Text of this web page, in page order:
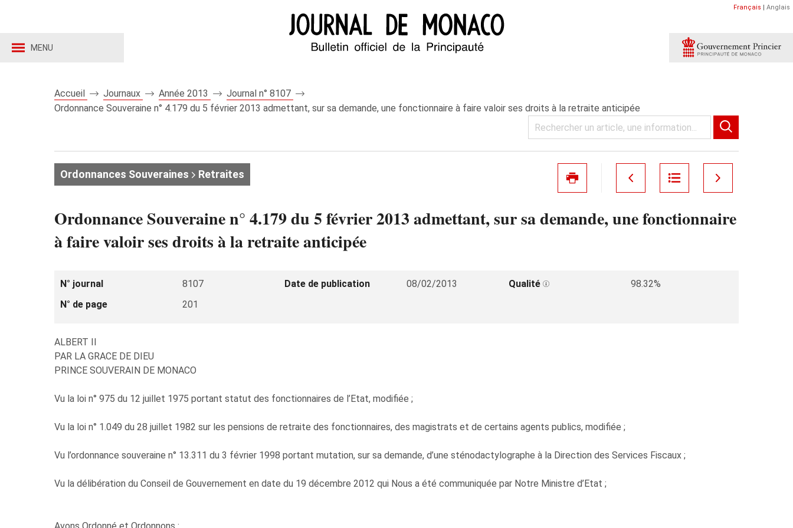
MENU
Français | Anglais
Accueil Journaux Année 2013
Journal n° 8107
Ordonnance Souveraine n° 4.179 du 5 février 2013 admettant, sur sa demande, une fonctionnaire à faire valoir ses droits à la retraite anticipée
Ordonnances Souveraines Retraites
Ordonnance Souveraine n° 4.179 du 5 février 2013 admettant, sur sa demande, une fonctionnaire
à faire valoir ses droits à la retraite anticipée
N° journal 8107 Date de publication 08/02/2013 Qualité
98.32%
N° de page
201
ALBERT II
PAR LA GRACE DE DIEU
PRINCE SOUVERAIN DE MONACO
Vu la loi n° 975 du 12 juillet 1975 portant statut des fonctionnaires de l’Etat, modifiée ;
Vu la loi n° 1.049 du 28 juillet 1982 sur les pensions de retraite des fonctionnaires, des magistrats et de certains agents publics, modifiée ;
Vu l’ordonnance souveraine n° 13.311 du 3 février 1998 portant mutation, sur sa demande, d’une sténodactylographe à la Direction des Services Fiscaux ;
Vu la délibération du Conseil de Gouvernement en date du 19 décembre 2012 qui Nous a été communiquée par Notre Ministre d’Etat ;